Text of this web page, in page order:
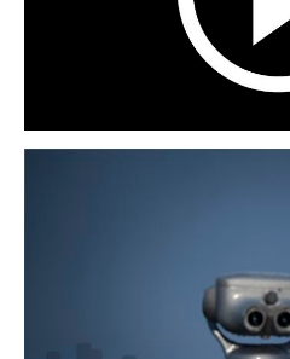
-